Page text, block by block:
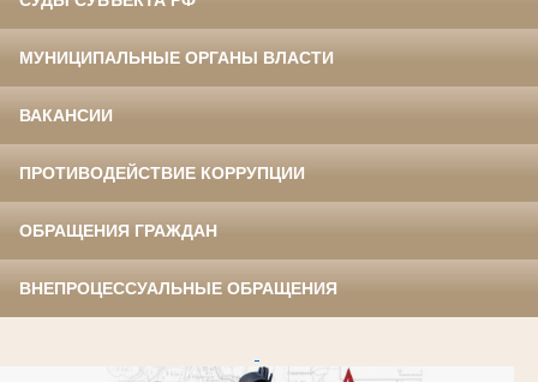
МУНИЦИПАЛЬНЫЕ ОРГАНЫ ВЛАСТИ
ВАКАНСИИ
ПРОТИВОДЕЙСТВИЕ КОРРУПЦИИ
ОБРАЩЕНИЯ ГРАЖДАН
ВНЕПРОЦЕССУАЛЬНЫЕ ОБРАЩЕНИЯ